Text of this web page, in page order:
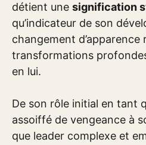
détient une signification
qu’indicateur de son
changement d’apparence
transformations
en lui.
De son rôle initial en tant
assoiffé de vengeance à
que leader complexe et